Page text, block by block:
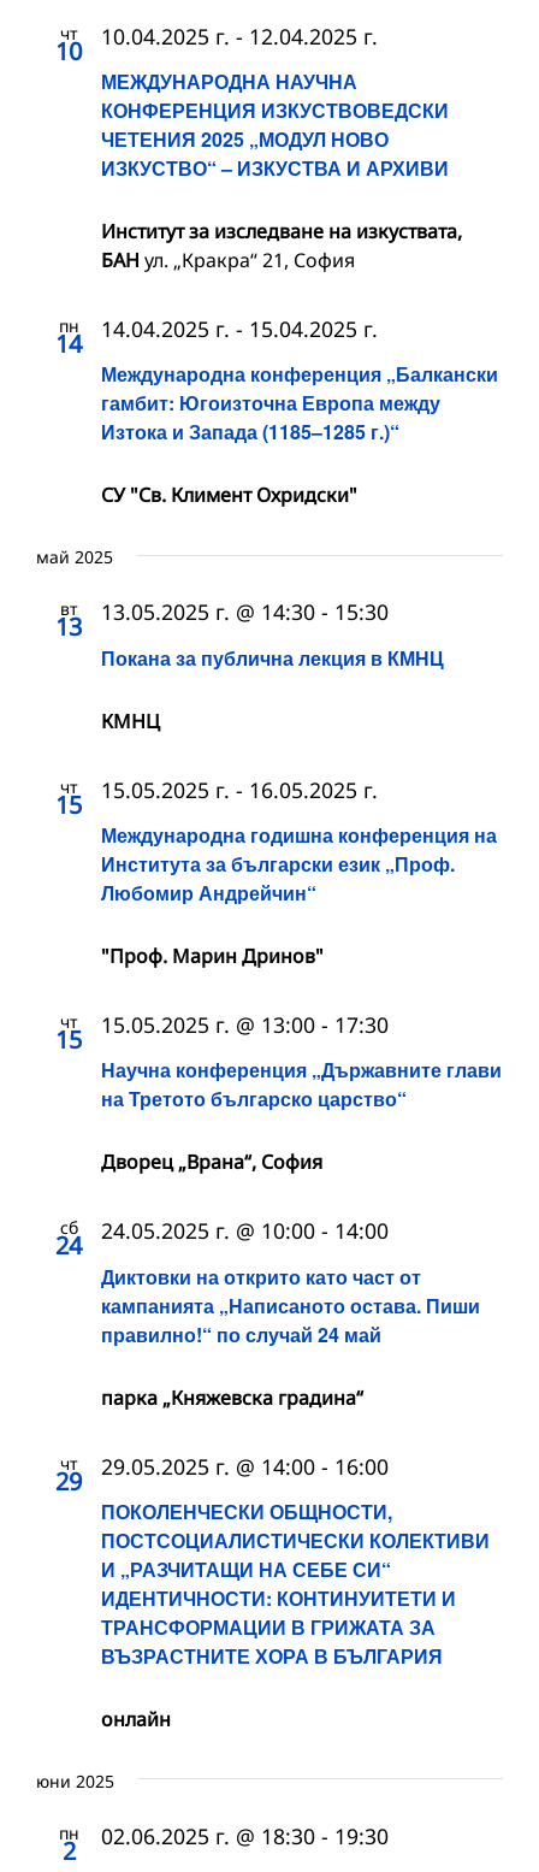
чт
10
МЕЖДУНАРОДНА НАУЧНА
КОНФЕРЕНЦИЯ ИЗКУСТВОВЕДСКИ
ЧЕТЕНИЯ 2025 „МОДУЛ НОВО
ИЗКУСТВО“ – ИЗКУСТВА И АРХИВИ
10.04.2025 г. - 12.04.2025 г.
Институт за изследване на изкуствата,
БАН ул. „Кракра“ 21, София
пн
14
Международна конференция „Балкански
гамбит: Югоизточна Европа между
Изтока и Запада (1185–1285 г.)“
14.04.2025 г. - 15.04.2025 г.
СУ "Св. Климент Охридски"
май 2025
вт
13
Покана за публична лекция в КМНЦ
13.05.2025 г. @ 14:30 - 15:30
КМНЦ
чт
15
Международна годишна конференция на
Института за български език „Проф.
Любомир Андрейчин“
15.05.2025 г. - 16.05.2025 г.
"Проф. Марин Дринов"
чт
15
Научна конференция „Държавните глави
на Третото българско царство“
15.05.2025 г. @ 13:00 - 17:30
Дворец „Врана“, София
сб
24
Диктовки на открито като част от
кампанията „Написаното остава. Пиши
правилно!“ по случай 24 май
24.05.2025 г. @ 10:00 - 14:00
парка „Княжевска градина“
чт
29
ПОКОЛЕНЧЕСКИ ОБЩНОСТИ,
ПОСТСОЦИАЛИСТИЧЕСКИ КОЛЕКТИВИ
И „РАЗЧИТАЩИ НА СЕБЕ СИ“
ИДЕНТИЧНОСТИ: КОНТИНУИТЕТИ И
ТРАНСФОРМАЦИИ В ГРИЖАТА ЗА
ВЪЗРАСТНИТЕ ХОРА В БЪЛГАРИЯ
29.05.2025 г. @ 14:00 - 16:00
онлайн
юни 2025
пн
2 02.06.2025 г. @ 18:30 - 19:30